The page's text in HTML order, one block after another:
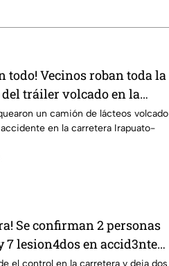
todo! Vecinos roban toda la
tráiler volcado en la
Irapuatoun camión de lácteos volcado
en la carretera Irapuato-
Se confirman 2 personas
7 lesion4dos en accid3nte
Irapuato; esto se sabe